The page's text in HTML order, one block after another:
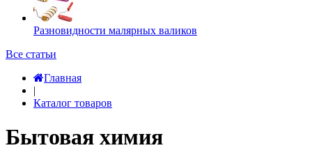
Разновидности малярных валиков
Все статьи
Главная
|
Каталог товаров
Бытовая химия